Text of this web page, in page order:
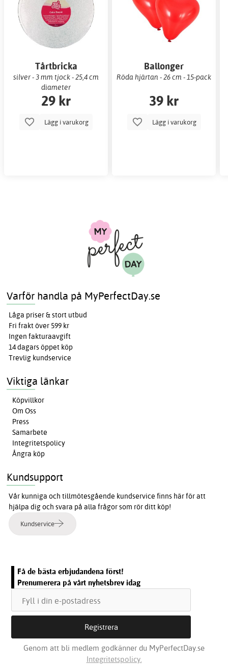
Tårtbricka
silver - 3 mm tjock - 25,4 cm
diameter
29 kr
Lägg i varukorg
Ballonger
Röda hjärtan - 26 cm - 15-pack
39 kr
Lägg i varukorg
Varför handla på MyPerfectDay.se
Låga priser & stort utbud
Fri frakt över 599 kr
Ingen fakturaavgift
14 dagars öppet köp
Trevlig kundservice
Viktiga länkar
Köpvillkor
Om Oss
Press
Samarbete
Integritetspolicy
Ångra köp
Kundsupport
Vår kunniga och tillmötesgående kundservice finns här för att
hjälpa dig och svara på alla frågor som rör ditt köp!
Kundservice
Få de bästa erbjudandena först!
Prenumerera på vårt nyhetsbrev idag
Genom att bli medlem godkänner du MyPerfectDay.se
Integritetspolicy.